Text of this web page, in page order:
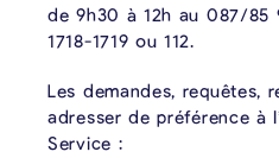
de 9h30 à 12h au 087/85
1718-1719 ou 112.
Les demandes, requêtes,
adresser de préférence à
Service :